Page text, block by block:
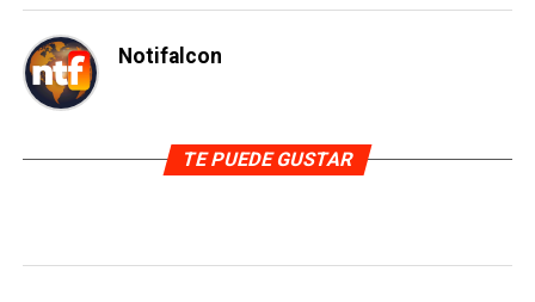
Notifalcon
TE PUEDE GUSTAR